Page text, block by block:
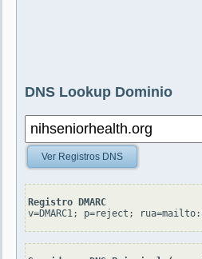
DNS Lookup Dominio
Ver Registros DNS
Registro DMARC
v=DMARC1; p=reject;